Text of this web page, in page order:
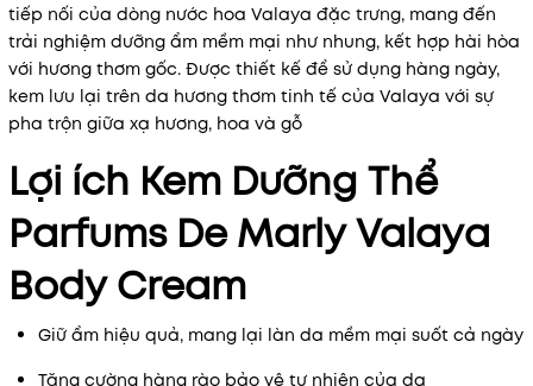
tiếp nối của dòng nước hoa Valaya đặc trưng, ​​mang đến
trải nghiệm dưỡng ẩm mềm mại như nhung, kết hợp hài hòa
với hương thơm gốc. Được thiết kế để sử dụng hàng ngày,
kem lưu lại trên da hương thơm tinh tế của Valaya với sự
pha trộn giữa xạ hương, hoa và gỗ
Lợi ích Kem Dưỡng Thể
Parfums De Marly Valaya
Body Cream
Giữ ẩm hiệu quả, mang lại làn da mềm mại suốt cả ngày
Tăng cường hàng rào bảo vệ tự nhiên của da